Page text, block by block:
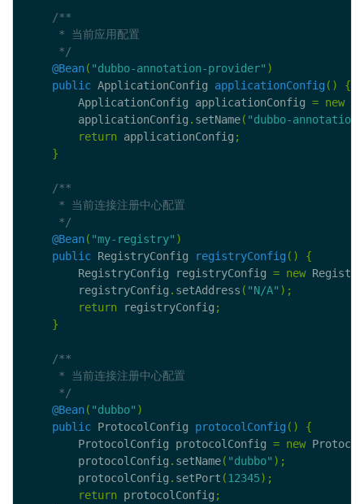
     */
@Bean( "dubbo-annotation-provider" )
public ApplicationConfig applicationConfig ()
{
        ApplicationConfig applicationConfig
= new
        applicationConfig
. setName( "dubbo-
return applicationConfig ;
}
     */
@Bean( "my-registry" )
public RegistryConfig registryConfig ()
{
        RegistryConfig registryConfig
= new
        registryConfig
. setAddress ( "N/A" );
return registryConfig ;
}
     */
@Bean( "dubbo" )
public ProtocolConfig protocolConfig ()
{
        ProtocolConfig protocolConfig
= new
        protocolConfig
. setName( "dubbo" );
        protocolConfig
. setPort (12345);
return protocolConfig ;